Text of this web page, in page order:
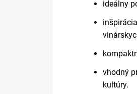
ideálny
vhodný
kultúry.